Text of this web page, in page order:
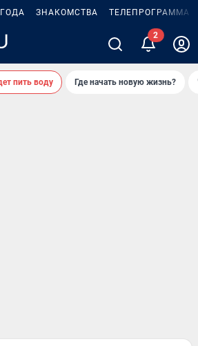
ЗНАКОМСТВА ТЕЛЕПРОГРАММА
пить воду Где начать новую жизнь?